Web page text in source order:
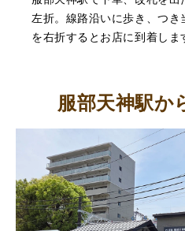
（大阪府東大阪市）ネットを
感じて飛び込みで訪問。飛び
切、丁ねいな対応をして頂き、
るお店でした。満足いく金額で
りがとうございます。
左折。線路沿いに歩き、つ
を右折するとお店に到着しま
服部天神駅か